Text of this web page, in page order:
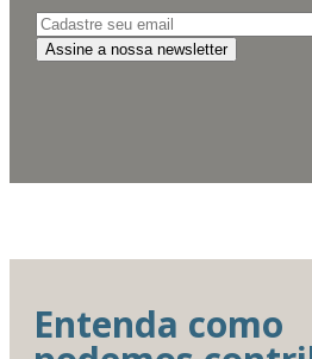
Entenda como